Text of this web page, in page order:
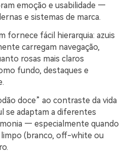
emoção e usabilidade —
e sistemas de marca.
fornece fácil hierarquia: azuis
carregam navegação,
rosas mais claros
fundo, destaques e
doce” ao contraste da vida
se adaptam a diferentes
— especialmente quando
(branco, off-white ou